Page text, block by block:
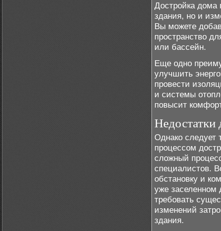
Достройка дома
здания, но и
Вы можете
пространство
или бассейн.
Еще одно
улучшить
провести
и системы
повысит
Недостатки
Однако следует
процессом
сложный
специалистов.
обстановку и
уже заселенном
требовать
изменений
здания.